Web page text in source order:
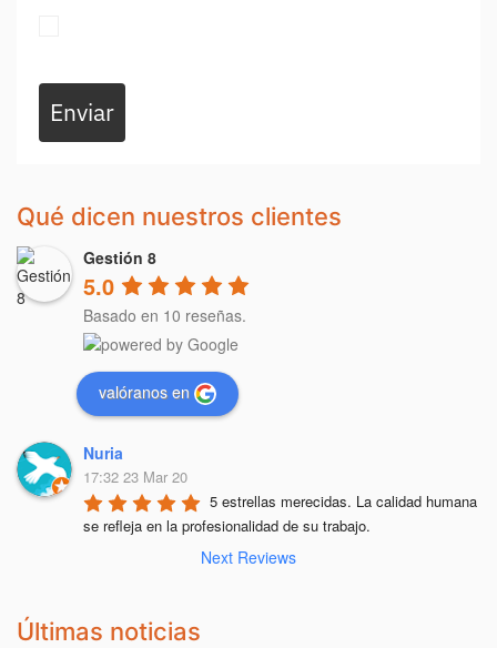
Enviar
Qué dicen nuestros clientes
Gestión 8
5.0
Basado en 10 reseñas.
valóranos en
Nuria
17:32 23 Mar 20
5 estrellas merecidas. La calidad humana
se refleja en la profesionalidad de su trabajo.
Next Reviews
Últimas noticias